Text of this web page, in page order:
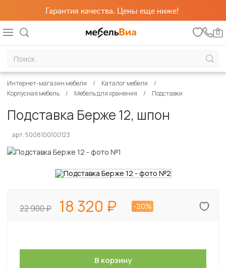
Гарантия качества. Цены еще ниже!
0
Интернет-магазин мебели
Каталог мебели
Корпусная мебель
Мебель для хранения Подставки
Подставка Берже 12, шпон
арт. 5008100100123
22 900 18 320 -20%